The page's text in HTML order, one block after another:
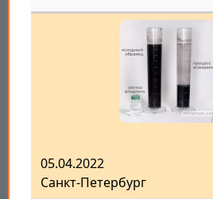
05.04.2022
Санкт-Петербург